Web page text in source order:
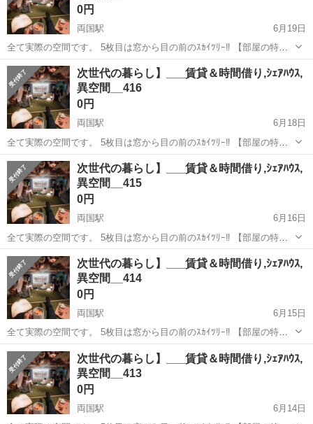
0円
両国駅
6月19日
全て実際の空間です。 5枚目は窓から目の前のｽｶｲﾂﾘｰ‼︎ 【部屋の特
徴】 ➊生活に必要な全てがある (風呂ﾄｲﾚ,ﾛﾌﾄ＆ｿﾌｧﾍﾞｯﾄﾞ,洗濯乾燥機,
全料理対応家電, ➋8k大画面＆360°立体音響 ↪︎映画,You...
東京 墨田区 両国駅 シェアハウス 無料
次世代の暮らし】___賃貸＆時間借り,ｼｪｱﾊｳｽ,
異空間__416
0円
両国駅
6月18日
全て実際の空間です。 5枚目は窓から目の前のｽｶｲﾂﾘｰ‼︎ 【部屋の特
徴】 ➊生活に必要な全てがある (風呂ﾄｲﾚ,ﾛﾌﾄ＆ｿﾌｧﾍﾞｯﾄﾞ,洗濯乾燥機,
全料理対応家電, ➋8k大画面＆360°立体音響 ↪︎映画,You...
東京 墨田区 両国駅 シェアハウス
次世代の暮らし】___賃貸＆時間借り,ｼｪｱﾊｳｽ,
異空間__415
0円
両国駅
6月16日
全て実際の空間です。 5枚目は窓から目の前のｽｶｲﾂﾘｰ‼︎ 【部屋の特
徴】 ➊生活に必要な全てがある (風呂ﾄｲﾚ,ﾛﾌﾄ＆ｿﾌｧﾍﾞｯﾄﾞ,洗濯乾燥機,
全料理対応家電, ➋8k大画面＆360°立体音響 ↪︎映画,You...
東京 墨田区 両国駅 シェアハウス 無料
次世代の暮らし】___賃貸＆時間借り,ｼｪｱﾊｳｽ,
異空間__414
0円
両国駅
6月15日
全て実際の空間です。 5枚目は窓から目の前のｽｶｲﾂﾘｰ‼︎ 【部屋の特
徴】 ➊生活に必要な全てがある (風呂ﾄｲﾚ,ﾛﾌﾄ＆ｿﾌｧﾍﾞｯﾄﾞ,洗濯乾燥機,
全料理対応家電, ➋8k大画面＆360°立体音響 ↪︎映画,You...
東京 墨田区 両国駅 シェアハウス
次世代の暮らし】___賃貸＆時間借り,ｼｪｱﾊｳｽ,
異空間__413
0円
両国駅
6月14日